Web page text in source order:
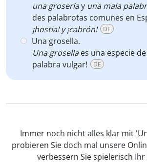
una groseríay una mala
des palabrotas comunes en
¡hostia! y ¡cabrón!
DE
Una grosella.
Una grosellaes una especie
palabra vulgar!
DE
Immer noch nicht alles klar mit
probieren Sie doch mal unsere
verbessern Sie spielerisch Ihr